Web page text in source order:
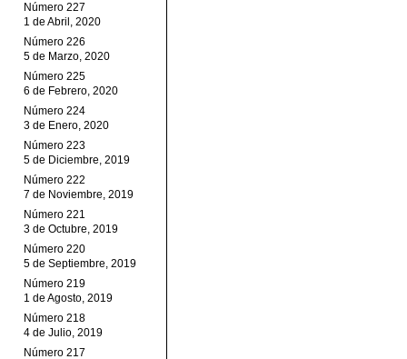
Número 227
1 de Abril, 2020
Número 226
5 de Marzo, 2020
Número 225
6 de Febrero, 2020
Número 224
3 de Enero, 2020
Número 223
5 de Diciembre, 2019
Número 222
7 de Noviembre, 2019
Número 221
3 de Octubre, 2019
Número 220
5 de Septiembre, 2019
Número 219
1 de Agosto, 2019
Número 218
4 de Julio, 2019
Número 217